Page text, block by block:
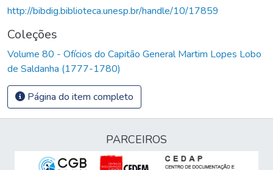
http://bibdig.biblioteca.unesp.br/handle/10/17859
Coleções
Volume 80 - Ofícios do Capitão General Martim Lopes Lobo
de Saldanha (1777-1780)
Página do item completo
PARCEIROS